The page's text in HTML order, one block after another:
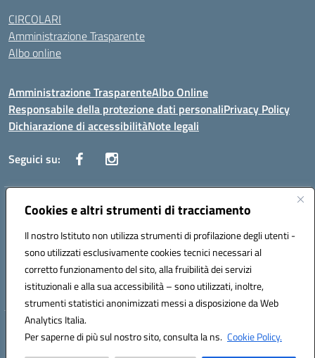
Cookies e altri strumenti di tracciamento
Il nostro Istituto non utilizza strumenti di profilazione degli utenti -
sono utilizzati esclusivamente cookies tecnici necessari al
corretto funzionamento del sito, alla fruibilità dei servizi
istituzionali e alla sua accessibilità – sono utilizzati, inoltre,
strumenti statistici anonimizzati messi a disposizione da Web
Analytics Italia.
Per saperne di più sul nostro sito, consulta la ns. Cookie Policy.
CIRCOLARI
Amministrazione Trasparente
Albo online
Amministrazione TrasparenteAlbo Online
Responsabile della protezione dati personaliPrivacy Policy
Dichiarazione di accessibilitàNote legali
Seguici su:
Indirizzo:Corso Vittorio Emanuele, 27 90133 - Palermo
Posta elettronica certificata (PEC):pais03600r@pec.istruzione.it
Codice fiscale: 97308550827
Codice meccanografico: PAIS03600R
Hosting & Powered by 3D Solution S.r.l.
Concept & Design by Designers Italia